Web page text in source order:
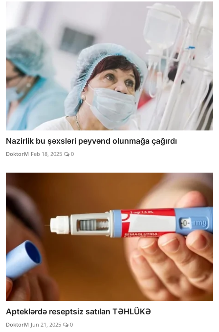
Nazirlik bu şəxsləri peyvənd olunmağa çağırdı
DoktorM Feb 18, 2025 0
Apteklərdə reseptsiz satılan TƏHLÜKƏ
DoktorM Jun 21, 2025 0